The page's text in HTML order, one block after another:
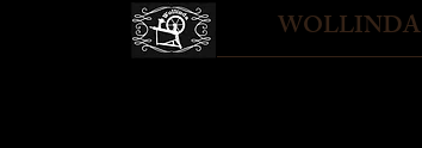
WOLLINDA